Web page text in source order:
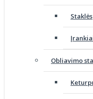
Staklės
Obliavimo